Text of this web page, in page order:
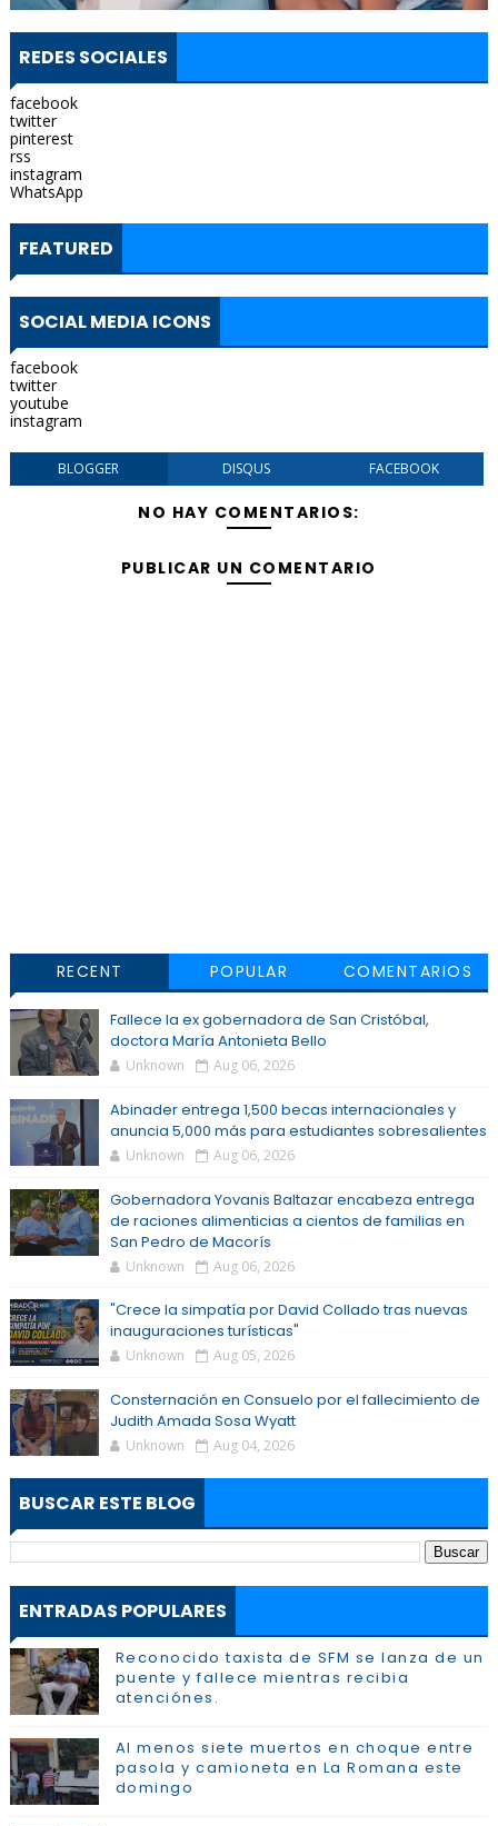
REDES SOCIALES
facebook
twitter
pinterest
rss
instagram
WhatsApp
FEATURED
SOCIAL MEDIA ICONS
facebook
twitter
youtube
instagram
BLOGGER DISQUS FACEBOOK
NO HAY COMENTARIOS:
PUBLICAR UN COMENTARIO
RECENT POPULAR COMENTARIOS
Fallece la ex gobernadora de San Cristóbal,
doctora María Antonieta Bello
Unknown Aug 06, 2026
Abinader entrega 1,500 becas internacionales y
anuncia 5,000 más para estudiantes sobresalientes
Unknown Aug 06, 2026
Gobernadora Yovanis Baltazar encabeza entrega
de raciones alimenticias a cientos de familias en
San Pedro de Macorís
Unknown Aug 06, 2026
"Crece la simpatía por David Collado tras nuevas
inauguraciones turísticas"
Unknown Aug 05, 2026
Consternación en Consuelo por el fallecimiento de
Judith Amada Sosa Wyatt
Unknown Aug 04, 2026
BUSCAR ESTE BLOG
ENTRADAS POPULARES
Reconocido taxista de SFM se lanza de un
puente y fallece mientras recibia
atenciónes.
Al menos siete muertos en choque entre
pasola y camioneta en La Romana este
domingo